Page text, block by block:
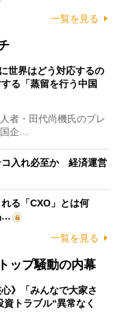
一覧を見る
世界はどう対応するの
る「蒸留を行う中国
者・田代尚機氏のプレ
国企…
コ入れ必至か 経済運営
る「CXO」とは何
…
一覧を見る
ップ騒動の内幕
》「みんなで大家さ
トラブル“異常なく